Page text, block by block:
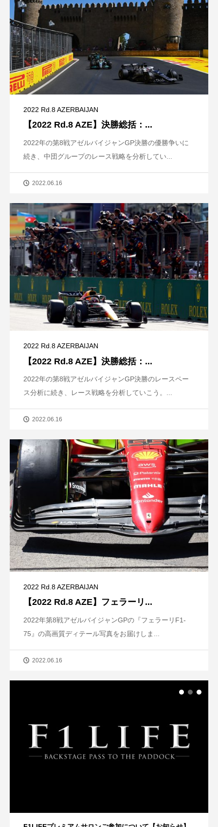
2022 Rd.8 AZERBAIJAN
【2022 Rd.8 AZE】決勝総括：...
2022年の第8戦アゼルバイジャンGP決勝の優勝争いに
続き、中団グループのレース戦略を分析してい...
2022.06.16
2022 Rd.8 AZERBAIJAN
【2022 Rd.8 AZE】決勝総括：...
2022年の第8戦アゼルバイジャンGP決勝のレースペー
ス分析に続き、レース戦略を分析していこう。...
2022.06.16
2022 Rd.8 AZERBAIJAN
【2022 Rd.8 AZE】フェラーリ...
2022年第8戦アゼルバイジャンGPの『フェラーリF1-
75』の高画質ディテール写真をお届けしま...
2022.06.16